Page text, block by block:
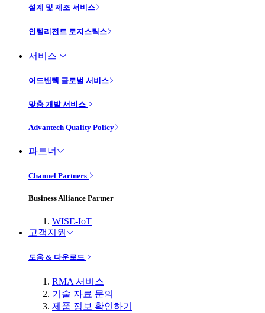
설계 및 제조 서비스
인텔리전트 로지스틱스
서비스
어드밴텍 글로벌 서비스
맞춤 개발 서비스
Advantech Quality Policy
파트너
Channel Partners
Business Alliance Partner
WISE-IoT
고객지원
도움 & 다운로드
RMA 서비스
기술 자료 문의
제품 정보 확인하기